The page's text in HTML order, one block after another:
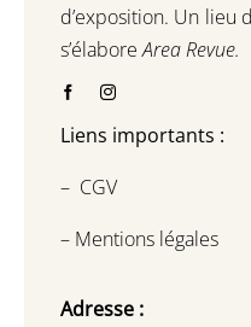
d’exposition. Un lieu
s’élaboreArea Revue.
Liens importants :
– CGV
– Mentions légales
Adresse :